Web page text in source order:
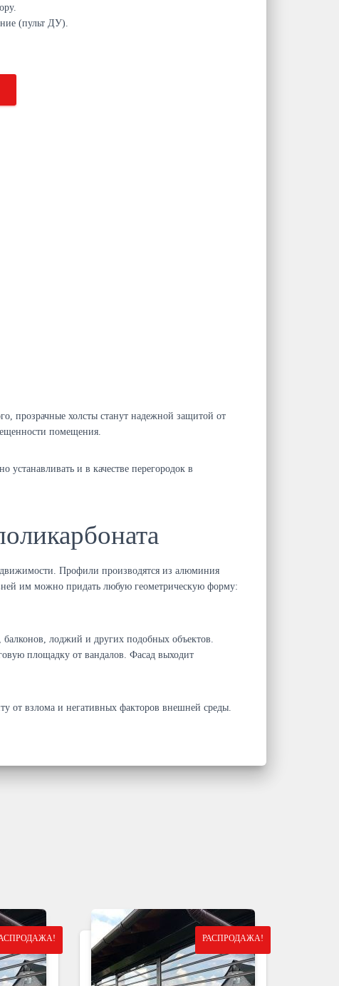
(пульт ДУ).
прозрачные холсты станут надежной защитой от
помещения.
и в качестве перегородок в
Профили производятся из алюминия
им можно придать любую геометрическую форму:
балконов, лоджий и других подобных объектов.
площадку от вандалов. Фасад выходит
от взлома и негативных факторов внешней среды.
РАСПРОДАЖА!